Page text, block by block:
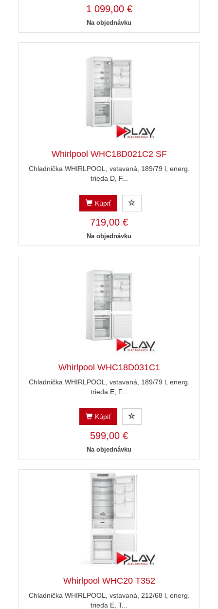
1 099,00 €
Na objednávku
Whirlpool WHC18D021C2 SF
Chladnička WHIRLPOOL, vstavaná, 189/79 l, energ.
trieda D, F...
Kúpiť
719,00 €
Na objednávku
Whirlpool WHC18D031C1
Chladnička WHIRLPOOL, vstavaná, 189/79 l, energ.
trieda E, F...
Kúpiť
599,00 €
Na objednávku
Whirlpool WHC20 T352
Chladnička WHIRLPOOL, vstavaná, 212/68 l, energ.
trieda E, T...